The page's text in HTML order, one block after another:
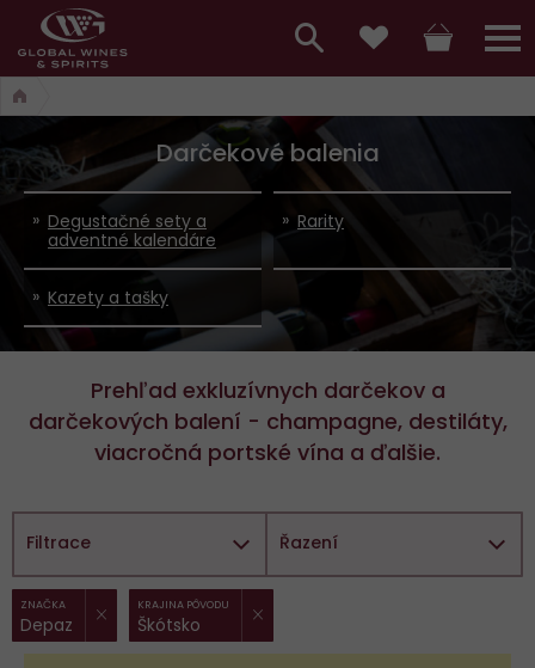
Hlavní
menu,
košík,
vyhledávání,
přihlášení
a
Darčekové balenia
Degustačné sety a
adventné kalendáre
Rarity
Kazety a tašky
Prehľad exkluzívnych darčekov a
darčekových balení - champagne, destiláty,
viacročná portské vína a ďalšie.
Filtrace
Vybrané
filtry:
ZNAČKA
Depaz
ZRUŠIT FILTR
KRAJINA PÔVODU
Škótsko
Řazení